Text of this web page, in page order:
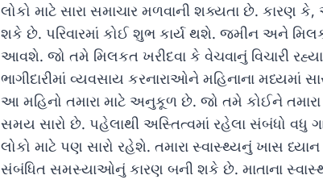
લોકો માટે સારા સમાચાર મળવાની શક્યતા છે. કારણ
શકે છે. પરિવારમાં કોઈ શુભ કાર્ય થશે. જમીન અને
આવશે. જો તમે મિલકત ખરીદવા કે વેચવાનું વિચારી
ભાગીદારીમાં વ્યવસાય કરનારાઓને મહિનાના મધ્યમાં
આ મહિનો તમારા માટે અનુકૂળ છે. જો તમે કોઈને તમારા
સમય સારો છે. પહેલાથી અસ્તિત્વમાં રહેલા સંબંધો વધુ
લોકો માટે પણ સારો રહેશે. તમારા સ્વાસ્થ્યનું ખાસ
સંબંધિત સમસ્યાઓનું કારણ બની શકે છે. માતાના